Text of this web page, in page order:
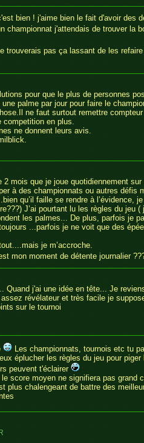
bien ! j'aime bien le fait d'avoir des
championnat j'attendais de trouver la
trouverais pas ça lassant de les
pour que le plus de personnes
palme par jour pour faire le
ne faut surtout remettre
competition en plus.
ne donnent leurs avis.
mois que je joue quotidiennement sur
à des championnats ou autres défis
qu’il faille se rendre à l’évidence,
J’ai pourtant lu les règles du jeu
les palmes... De plus, parfois je
...parfois je ne voit que des
je m’accroche.
mon moment de détente journalier
Quand j'ai une idée en tête... Je
révélateur et très facile je
sur le tournoi
Les championnats, tournois etc tu
éplucher les règles du jeu pour
peuvent t'éclairer
score moyen ne signifiera pas grand
plus chalengeant de battre des